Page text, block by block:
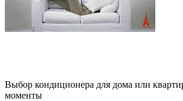
Выбор кондиционера для дома или
моменты